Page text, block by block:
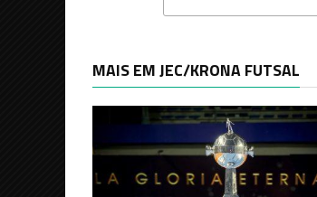
MAIS EM JEC/KRONA FUTSAL